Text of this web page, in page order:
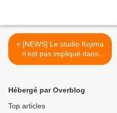
< [NEWS] Le studio Kojima
n'est pas impliqué dans
Castlevania: Lords Of
Hébergé par Overblog
Top articles